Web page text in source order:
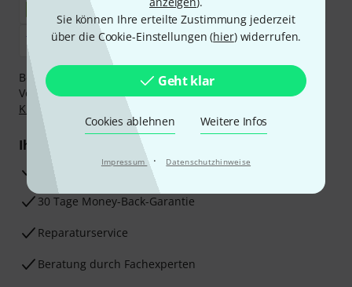
Sie können Ihre erteilte Zustimmung jederzeit
über die Cookie-Einstellungen (hier) widerrufen.
Geht klar
Cookies ablehnen Weitere Infos
Impressum · Datenschutzhinweise
Bezahlen Sie vertraulich und sicher per Nachnahme,
Vorkasse, PayPal, Amazon Pay,Klarna Sofort bezahlen,
Klarna Ratenzahlungoder Kreditkarte.
Ihre Vorteile
3 Jahre Thomann Garantie
30 Tage Money-Back-Garantie
Reparaturservice
Beratung durch Fachexperten